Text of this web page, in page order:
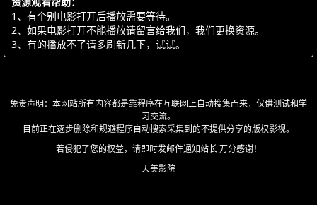
1、有个别电影打开后播放需要等待。
2、如果电影打开不能播放请留言给我们，我们更换资源。
3、有的播放不了请多刷新几下，试试。
免责声明：本网站所有内容都是靠程序在互联网上自动搜集而来，仅供测试和学
习交流。
目前正在逐步删除和规避程序自动搜索采集到的不提供分享的版权影视。
若侵犯了您的权益，请即时发邮件通知站长 万分感谢！
天美影院